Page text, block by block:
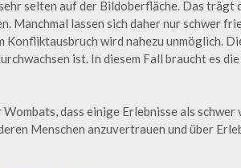
selten auf der Bildoberfläche. Das trägt
Manchmal lassen sich daher nur schwer
Konfliktausbruch wird nahezu unmöglich.
ist. In diesem Fall braucht es
dass einige Erlebnisse als schwer
Menschen anzuvertrauen und über